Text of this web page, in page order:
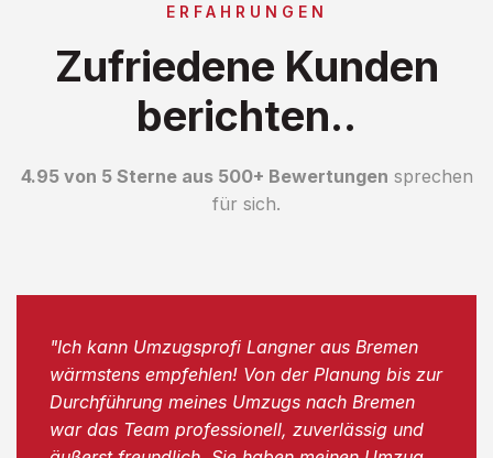
ERFAHRUNGEN
Zufriedene Kunden
berichten..
4.95 von 5 Sterne aus 500+ Bewertungen sprechen
für sich.
"Ich kann Umzugsprofi Langner aus Bremen
wärmstens empfehlen! Von der Planung bis zur
Durchführung meines Umzugs nach Bremen
war das Team professionell, zuverlässig und